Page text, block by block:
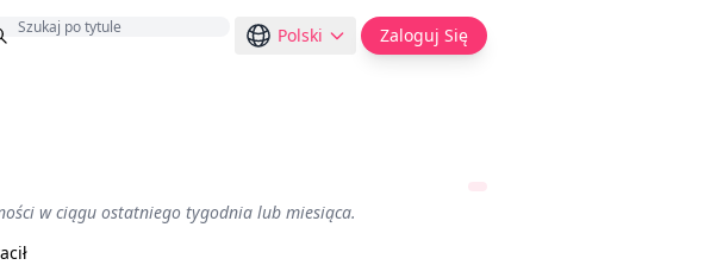
Polski Zaloguj Się
w ciągu ostatniego tygodnia lub miesiąca.